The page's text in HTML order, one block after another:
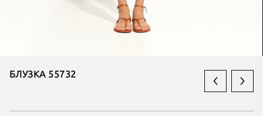
БЛУЗКА 55732